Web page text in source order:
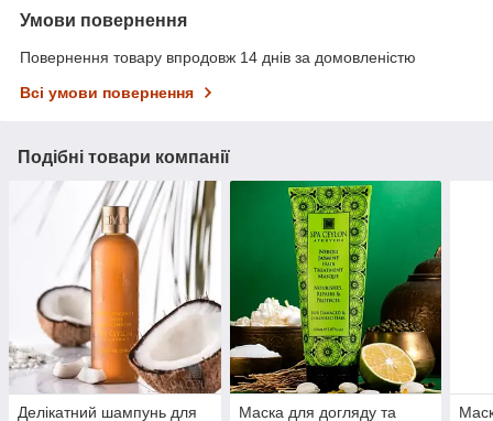
Умови повернення
Повернення товару впродовж 14 днів за домовленістю
Всі умови повернення
Подібні товари компанії
Делікатний шампунь для
Маска для догляду та